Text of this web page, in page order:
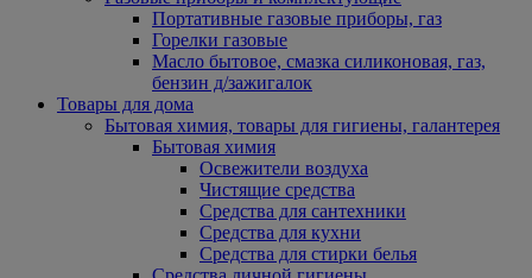
Портативные газовые приборы, газ
Горелки газовые
Масло бытовое, смазка силиконовая, газ,
бензин д/зажигалок
Товары для дома
Бытовая химия, товары для гигиены, галантерея
Бытовая химия
Освежители воздуха
Чистящие средства
Средства для сантехники
Средства для кухни
Средства для стирки белья